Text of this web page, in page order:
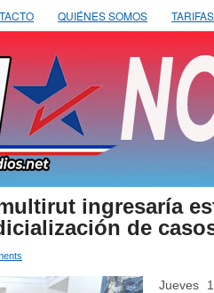
QUIÉNES SOMOS
ingresaría
de
Jueves